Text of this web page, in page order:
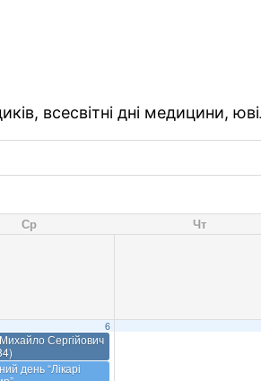
всесвітні дні медицини,
Ср Чт
6
Сергійович
день “Лікарі